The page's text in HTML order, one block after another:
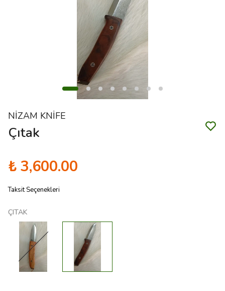
NİZAM KNİFE
Çıtak
₺ 3,600.00
Taksit Seçenekleri
ÇITAK